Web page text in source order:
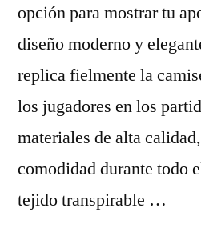
opción para mostrar tu
diseño moderno y
replica fielmente la
los jugadores en los
materiales de alta
comodidad durante todo
tejido transpirable …